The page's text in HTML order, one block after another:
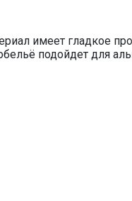
имеет гладкое
подойдет для